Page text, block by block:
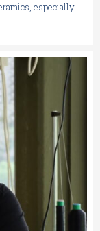
especially